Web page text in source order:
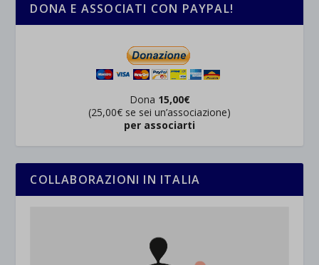
DONA E ASSOCIATI CON PAYPAL!
Dona 15,00€
(25,00€ se sei un’associazione)
per associarti
COLLABORAZIONI IN ITALIA